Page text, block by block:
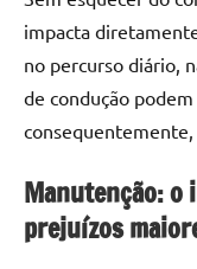
impacta
no percurso diário,
de condução
consequentemente,
Manutenção: o
prejuízos